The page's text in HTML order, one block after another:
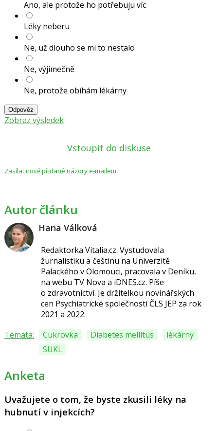
Ano, ale protože ho potřebuju víc
Léky neberu
Ne, už dlouho se mi to nestalo
Ne, výjimečně
Ne, protože obíhám lékárny
Odpověz
Zobraz výsledek
Vstoupit do diskuse
Zasílat nově přidané názory e-mailem
Autor článku
Hana Válková
Redaktorka Vitalia.cz. Vystudovala
žurnalistiku a češtinu na Univerzitě
Palackého v Olomouci, pracovala v Deníku,
na webu TV Nova a iDNES.cz. Píše
o zdravotnictví. Je držitelkou novinářských
cen Psychiatrické společností ČLS JEP za rok
2021 a 2022.
Témata:
Cukrovka Diabetes mellitus
lékárny
SUKL
Anketa
Uvažujete o tom, že byste zkusili léky na
hubnutí v injekcích?